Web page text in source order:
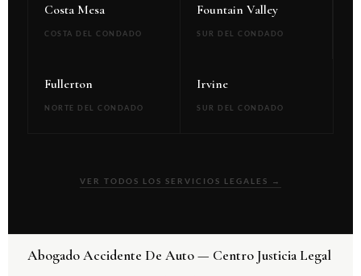
Costa Mesa
COSTA DEL CONDADO
Fountain Valley
SUR DEL CONDADO
Fullerton
NORTE DEL CONDADO
Irvine
SUR DEL CONDADO
VER TODOS LOS SERVICIOS LEGALES →
Abogado Accidente De Auto — Centro Justicia Legal